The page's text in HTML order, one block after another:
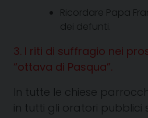
Ricordare Papa
dei defunti.
3. I riti di suffragio nei
“ottava di Pasqua”.
In tutte le chiese
in tutti gli oratori pubblici